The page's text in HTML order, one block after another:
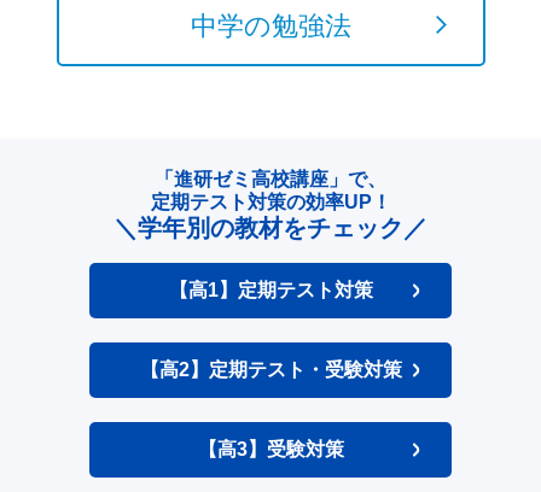
中学の勉強法
「進研ゼミ高校講座」で、
定期テスト対策の効率UP！
＼学年別の教材をチェック／
【高1】定期テスト対策
【高2】定期テスト・受験対策
【高3】受験対策